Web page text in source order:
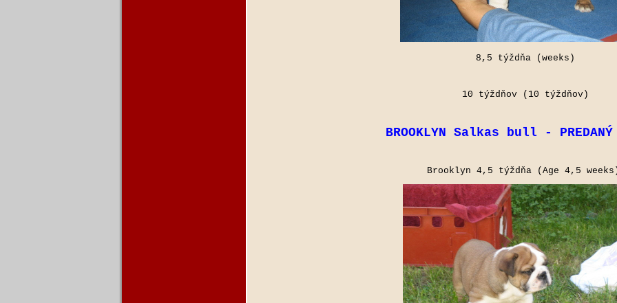
8,5 týždňa (weeks)
10 týždňov (10 týždňov)
BROOKLYN Salkas bull - PREDANÝ
Brooklyn 4,5 týždňa (Age 4,5